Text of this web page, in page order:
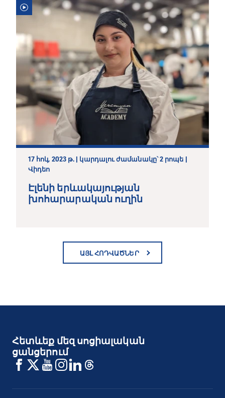
17 հոկ, 2023 թ. | կարդալու ժամանակը՝ 2 րոպե |
Վիդեո
Էլենի երևակայության
խոհարարական ուղին
ԱՅԼ ՀՈԴՎԱԾՆԵՐ
Հետևեք մեզ սոցիալական
ցանցերում